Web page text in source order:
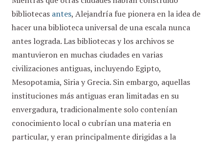
bibliotecas antes, Alejandría fue pionera en la idea de
hacer una biblioteca universal de una escala nunca
antes lograda. Las bibliotecas y los archivos se
mantuvieron en muchas ciudades en varias
civilizaciones antiguas, incluyendo Egipto,
Mesopotamia, Siria y Grecia. Sin embargo, aquellas
instituciones más antiguas eran limitadas en su
envergadura, tradicionalmente solo contenían
conocimiento local o cubrían una materia en
particular, y eran principalmente dirigidas a la